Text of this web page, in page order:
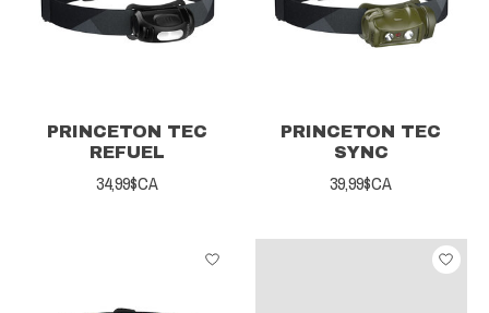
PRINCETON TEC
REFUEL
34,99$CA
PRINCETON TEC
SYNC
39,99$CA